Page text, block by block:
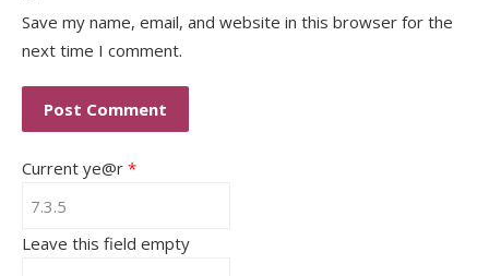
Save my name, email, and website in this browser for the
next time I comment.
Current ye@r *
Leave this field empty